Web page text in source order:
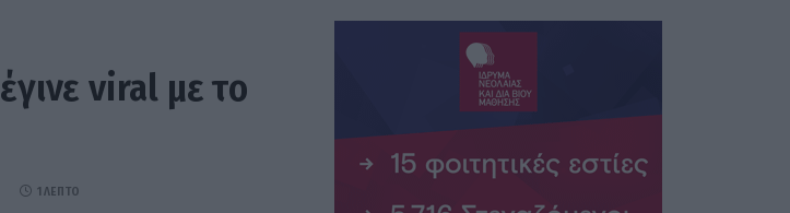
viral με το
1 ΛΕΠΤΌ